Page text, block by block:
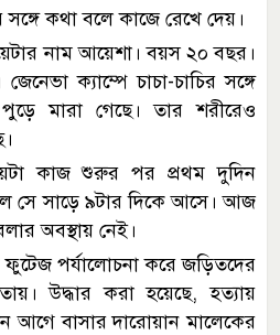
সঙ্গে কথা বলে কাজে রেখে দেয়।
নাম আয়েশা। বয়স ২০ বছর।
ক্যাম্পে চাচা-চাচির সঙ্গে
মারা গেছে। তার শরীরেও
কাজ শুরুর পর প্রথম দুদিন
সে সাড়ে ৯টার দিকে আসে। আজ
অবস্থায় নেই।
ফুটেজ পর্যালোচনা করে জড়িতদের
উদ্ধার করা হয়েছে, হত্যায়
আগে বাসার দারোয়ান মালেকের